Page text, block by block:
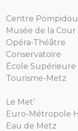
Centre
Musée de la
Opéra-Théâtre
Conservatoire
École
Tourisme-Metz
Le Met’
Euro-Métropole
Eau de Metz